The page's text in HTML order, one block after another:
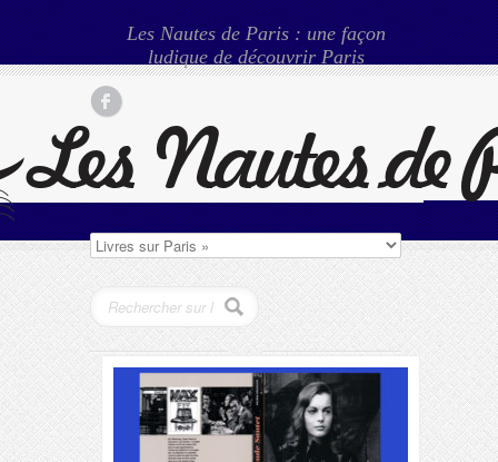
Les Nautes de Paris : une façon
ludique de découvrir Paris